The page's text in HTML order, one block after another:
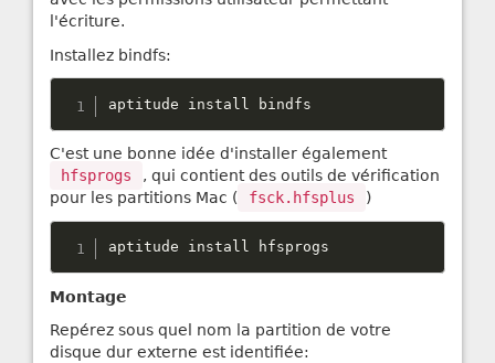
l'écriture.
Installez bindfs:
aptitude install bindfs
C'est une bonne idée d'installer également
hfsprogs
, qui contient des outils de vérification
pour les partitions Mac (
fsck.hfsplus )
aptitude install hfsprogs
Montage
Repérez sous quel nom la partition de votre
disque dur externe est identifiée: